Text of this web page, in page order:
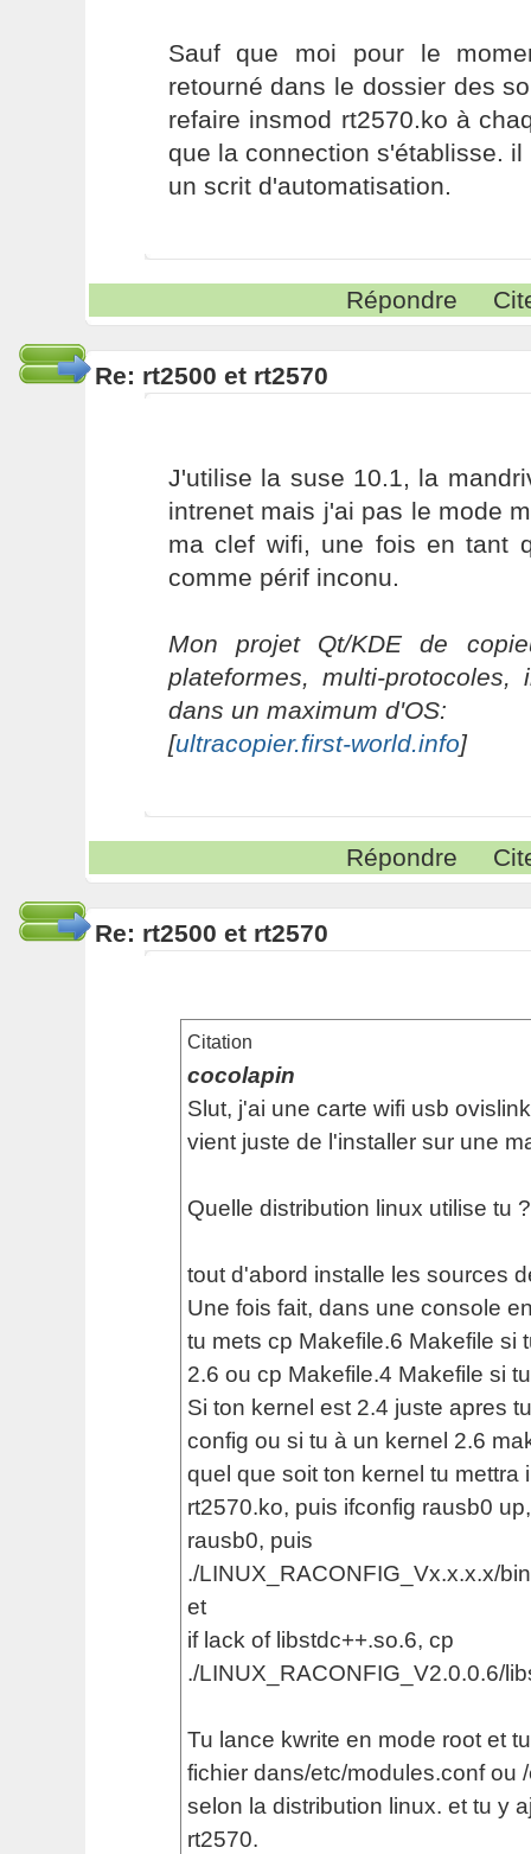
Sauf que moi pour le
retourné dans le dossier des
refaire insmod rt2570.ko à
que la connection s'établisse.
un scrit d'automatisation.
Répondre
Re: rt2500 et rt2570
J'utilise la suse 10.1, la
intrenet mais j'ai pas le mode
ma clef wifi, une fois en tant
comme périf inconu.
Mon projet Qt/KDE de
plateformes, multi-protocoles,
dans un maximum d'OS:
[ultracopier.first-world.info]
Répondre
Re: rt2500 et rt2570
Citation
cocolapin
Slut, j'ai une carte wifi usb
vient juste de l'installer sur une
Quelle distribution linux utilise tu ?
tout d'abord installe les sources
Une fois fait, dans une console
tu mets cp Makefile.6 Makefile si
2.6 ou cp Makefile.4 Makefile si
Si ton kernel est 2.4 juste apres
config ou si tu à un kernel 2.6
quel que soit ton kernel tu mettra
rt2570.ko, puis ifconfig rausb0
rausb0, puis
./LINUX_RACONFIG_Vx.x.x.x/
et
if lack of libstdc++.so.6, cp
./LINUX_RACONFIG_V2.0.0.6/
Tu lance kwrite en mode root et
fichier dans/etc/modules.conf ou
selon la distribution linux. et tu y
rt2570.